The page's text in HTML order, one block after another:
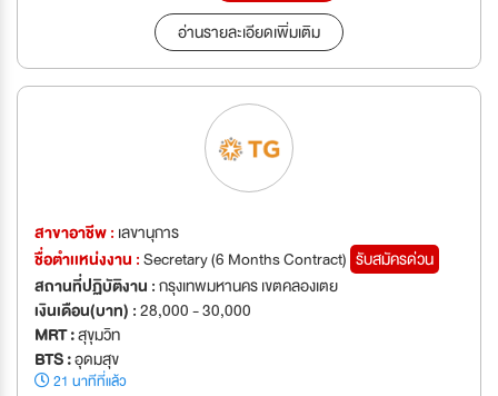
อ่านรายละเอียดเพิ่มเติม
สาขาอาชีพ : เลขานุการ
ชื่อตำเเหน่งงาน :Secretary (6 Months Contract) รับสมัครด่วน
สถานที่ปฏิบัติงาน :กรุงเทพมหานคร เขตคลองเตย
เงินเดือน(บาท) :28,000 - 30,000
MRT :สุขุมวิท
BTS :อุดมสุข
21 นาทีที่แล้ว